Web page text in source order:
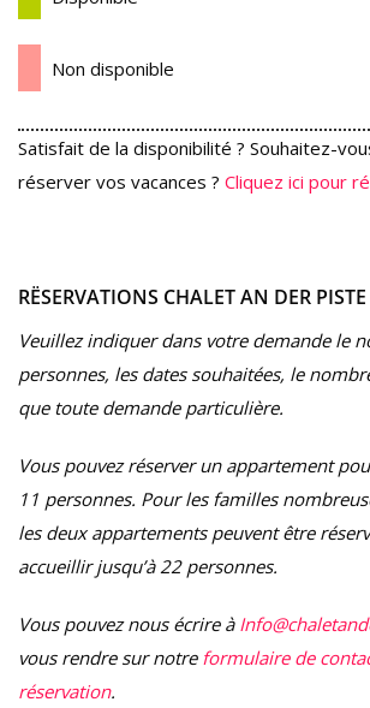
Non disponible
Satisfait de la disponibilité ? Souhaitez-
réserver vos vacances ? Cliquez ici pour
RËSERVATIONS CHALET AN DER PISTE
Veuillez indiquer dans votre demande le
personnes, les dates souhaitées, le
que toute demande particulière.
Vous pouvez réserver un appartement
11 personnes. Pour les familles
les deux appartements peuvent être
accueillir jusqu’à 22 personnes.
Vous pouvez nous écrire à
vous rendre sur notre formulaire de
réservation.